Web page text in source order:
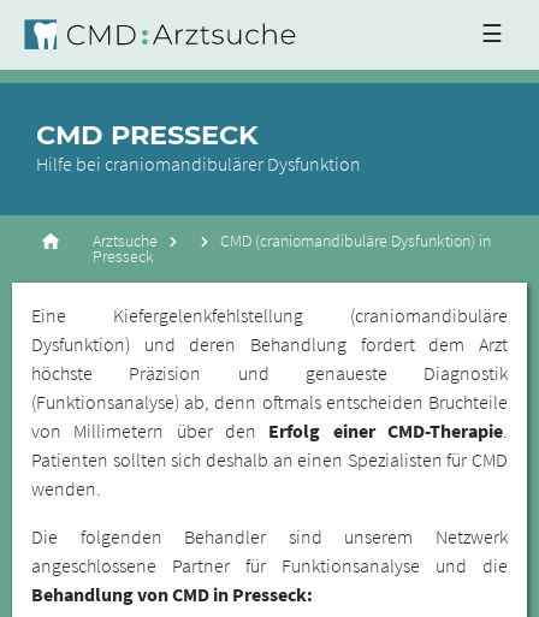
☰
CMD PRESSECK
Hilfe bei craniomandibulärer Dysfunktion
Arztsuche CMD (craniomandibuläre Dysfunktion) in
Presseck
Eine Kiefergelenkfehlstellung (craniomandibuläre
Dysfunktion) und deren Behandlung fordert dem Arzt
höchste Präzision und genaueste Diagnostik
(Funktionsanalyse) ab, denn oftmals entscheiden Bruchteile
von Millimetern über den Erfolg einer CMD-Therapie.
Patienten sollten sich deshalb an einen Spezialisten für CMD
wenden.
Die folgenden Behandler sind unserem Netzwerk
angeschlossene Partner für Funktionsanalyse und die
Behandlung von CMD in Presseck: